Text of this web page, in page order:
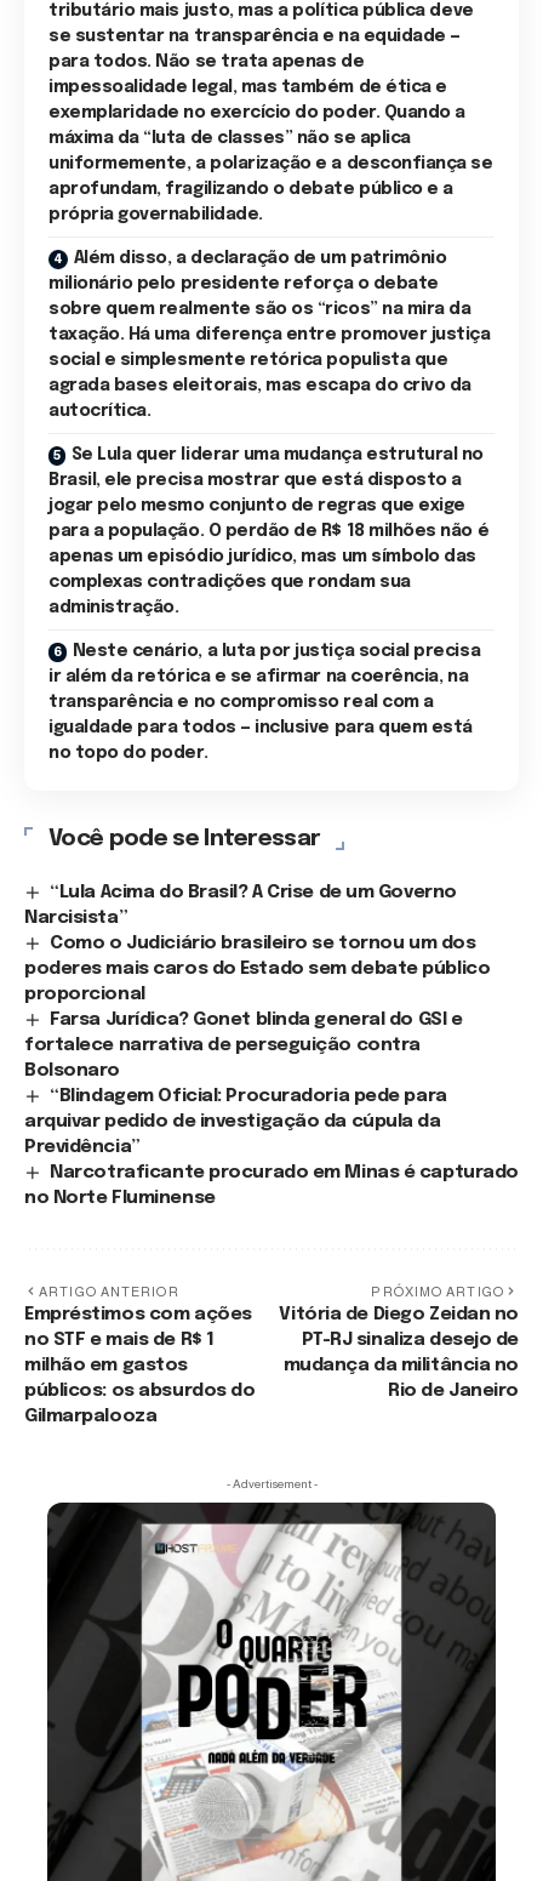
tributário mais justo, mas a política pública deve
se sustentar na transparência e na equidade —
para todos. Não se trata apenas de
impessoalidade legal, mas também de ética e
exemplaridade no exercício do poder. Quando a
máxima da “luta de classes” não se aplica
uniformemente, a polarização e a desconfiança se
aprofundam, fragilizando o debate público e a
própria governabilidade.
Além disso, a declaração de um patrimônio
milionário pelo presidente reforça o debate
sobre quem realmente são os “ricos” na mira da
taxação. Há uma diferença entre promover justiça
social e simplesmente retórica populista que
agrada bases eleitorais, mas escapa do crivo da
autocrítica.
Se Lula quer liderar uma mudança estrutural no
Brasil, ele precisa mostrar que está disposto a
jogar pelo mesmo conjunto de regras que exige
para a população. O perdão de R$ 18 milhões não é
apenas um episódio jurídico, mas um símbolo das
complexas contradições que rondam sua
administração.
Neste cenário, a luta por justiça social precisa
ir além da retórica e se afirmar na coerência, na
transparência e no compromisso real com a
igualdade para todos — inclusive para quem está
no topo do poder.
Você pode se Interessar
“Lula Acima do Brasil? A Crise de um Governo
Narcisista”
Como o Judiciário brasileiro se tornou um dos
poderes mais caros do Estado sem debate público
proporcional
Farsa Jurídica? Gonet blinda general do GSI e
fortalece narrativa de perseguição contra
Bolsonaro
“Blindagem Oficial: Procuradoria pede para
arquivar pedido de investigação da cúpula da
Previdência”
Narcotraficante procurado em Minas é capturado
no Norte Fluminense
ARTIGO ANTERIOR
Empréstimos com ações
no STF e mais de R$ 1
milhão em gastos
públicos: os absurdos do
Gilmarpalooza
PRÓXIMO ARTIGO
Vitória de Diego Zeidan no
PT-RJ sinaliza desejo de
mudança da militância no
Rio de Janeiro
- Advertisement -